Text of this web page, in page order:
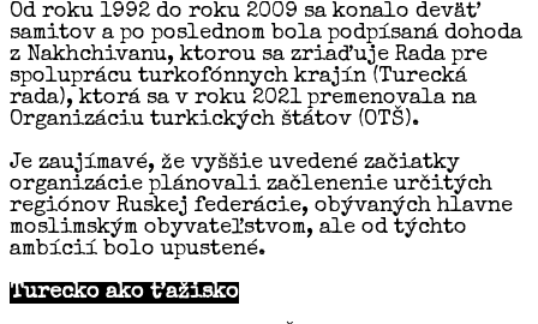
Od roku 1992 do roku 2009 sa konalo deväť
samitov a po poslednom bola podpísaná dohoda
z Nakhchivanu, ktorou sa zriaďuje Rada pre
spoluprácu turkofónnych krajín (Turecká
rada), ktorá sa v roku 2021 premenovala na
Organizáciu turkických štátov (OTŠ).
Je zaujímavé, že vyššie uvedené začiatky
organizácie plánovali začlenenie určitých
regiónov Ruskej federácie, obývaných hlavne
moslimským obyvateľstvom, ale od týchto
ambícií bolo upustené.
Turecko ako ťažisko